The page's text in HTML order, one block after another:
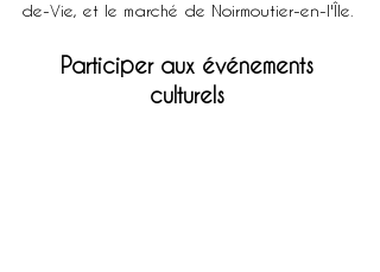
de-Vie, et le marché de Noirmoutier-en-l'Île.
Participer aux événements
culturels